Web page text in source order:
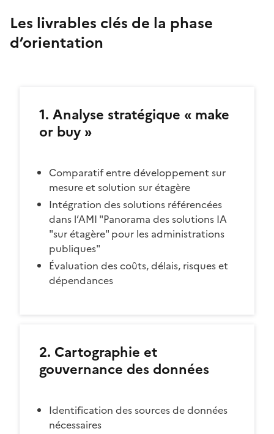
Les livrables clés de la phase
d’orientation
1. Analyse stratégique « make
or buy »
Comparatif entre développement sur
mesure et solution sur étagère
Intégration des solutions référencées
dans l’AMI "Panorama des solutions IA
"sur étagère" pour les administrations
publiques"
Évaluation des coûts, délais, risques et
dépendances
2. Cartographie et
gouvernance des données
Identification des sources de données
nécessaires